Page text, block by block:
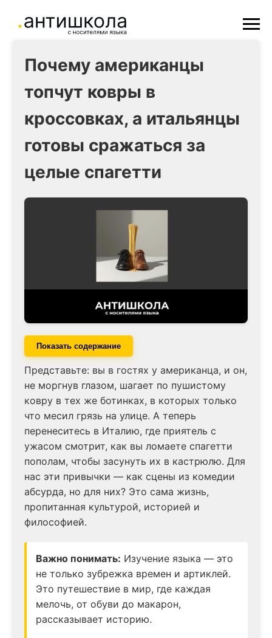
Почему американцы
топчут ковры в
кроссовках, а итальянцы
готовы сражаться за
целые спагетти
Показать содержание
Представьте: вы в гостях у американца, и он,
не моргнув глазом, шагает по пушистому
ковру в тех же ботинках, в которых только
что месил грязь на улице. А теперь
перенеситесь в Италию, где приятель с
ужасом смотрит, как вы ломаете спагетти
пополам, чтобы засунуть их в кастрюлю. Для
нас эти привычки — как сцены из комедии
абсурда, но для них? Это сама жизнь,
пропитанная культурой, историей и
философией.
Важно понимать: Изучение языка — это
не только зубрежка времен и артиклей.
Это путешествие в мир, где каждая
мелочь, от обуви до макарон,
рассказывает историю.